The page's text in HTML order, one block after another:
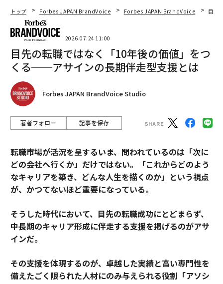
トップ Forbes JAPAN BrandVoice Forbes JAPAN BrandVoice 目先
2026.07.24 11:00
目先の転職ではなく「10年後の価値」をつ
くる──アサインの長期伴走型支援とは
Forbes JAPAN BrandVoice Studio
著者フォロー 記事を保存
転職市場が活況を呈するいま、問われているのは「次に
どの会社へ行くか」だけではない。「これからどのよう
なキャリアを築き、どんな人生を描くのか」という視点
が、かつてないほど重要になっている。
そうした時代において、目先の転職成功にとどまらず、
中長期のキャリア形成に伴走する支援を掲げるのがアサ
インだ。
その支援を体現するのが、卓越した実績と高い専門性を
備えたごく限られた人材にのみ与えられる役割「アソシ